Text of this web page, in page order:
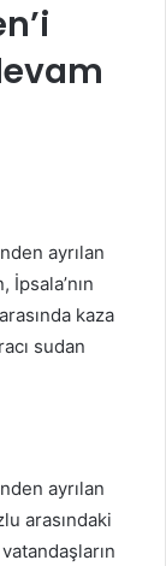
ayrılan
İpsala’nın
kaza
sudan
ayrılan
arasındaki